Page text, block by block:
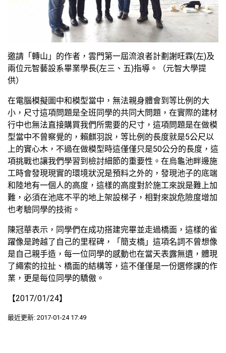
邀請「轉山」的作者，雲門第一屆流浪者計劃謝旺霖(左)及
兩位元智藝設系畢業學長(左三、五)指導。（元智大學提
供）
在電腦模擬圖中和模型當中，無法親身體會到等比例的大
小，尺寸這項問題是全班同學的共同大問題，在實際的建材
行中也無法直接購買我們所需要的尺寸，這項問題是在做模
型當中不曾察覺的，賴麒羽說，等比例的長度就是5公尺以
上的實心木，不過在做模型時這僅僅只是50公分的長度，這
項挑戰也讓我們學習到檢討細節的重要性。在烏龜池畔邊施
工時會發現現實的環境狀況是預料之外的，發現池子的底端
和陸地有一個人的高度，這樣的高度對於施工來說是難上加
難，必須在池底不平的地上架設梯子，相對來說危險度增加
也考驗同學的技術。
陳冠華表示，同學們在成功搭建完畢並走過橋面，這樣的雀
躍像是跨越了自己的里程碑，「簡支橋」這項名詞不曾想像
是自己親手造，每一位同學的感動也在當天表露無遺，體現
了繩索的拉扯、橋面的結構等，這不僅僅是一份選修課的作
業，更是每位同學的驕傲。
【2017/01/24】
最近更新: 2017-01-24 17:49